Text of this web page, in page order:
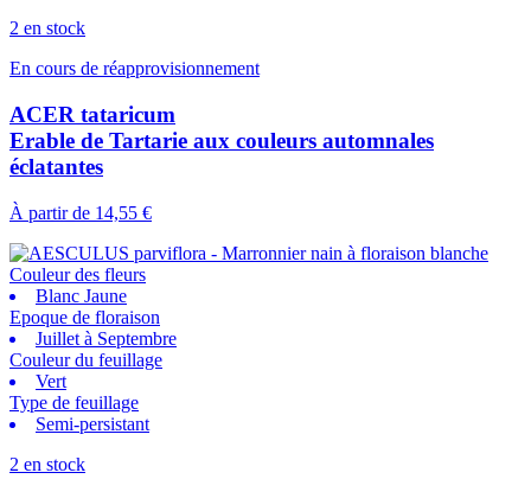
2 en stock
En cours de réapprovisionnement
ACER tataricum
Erable de Tartarie aux couleurs automnales
éclatantes
À partir de 14,55 €
Couleur des fleurs
Blanc Jaune
Epoque de floraison
Juillet à Septembre
Couleur du feuillage
Vert
Type de feuillage
Semi-persistant
2 en stock